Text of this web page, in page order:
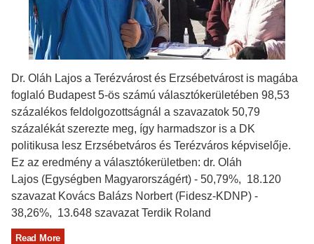
Dr. Oláh Lajos a Terézvárost és Erzsébetvárost is magába
foglaló Budapest 5-ös számú választókerületében 98,53
százalékos feldolgozottságnál a szavazatok 50,79
százalékát szerezte meg, így harmadszor is a DK
politikusa lesz Erzsébetváros és Terézváros képviselője.
Ez az eredmény a választókerületben: dr. Oláh
Lajos (Egységben Magyarországért) - 50,79%, 18.120
szavazat Kovács Balázs Norbert (Fidesz-KDNP) -
38,26%, 13.648 szavazat Terdik Roland
Read More